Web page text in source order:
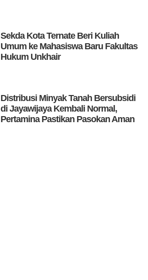
Sekda Kota Ternate Beri Kuliah
Umum ke Mahasiswa Baru Fakultas
Hukum Unkhair
Distribusi Minyak Tanah Bersubsidi
di Jayawijaya Kembali Normal,
Pertamina Pastikan Pasokan Aman